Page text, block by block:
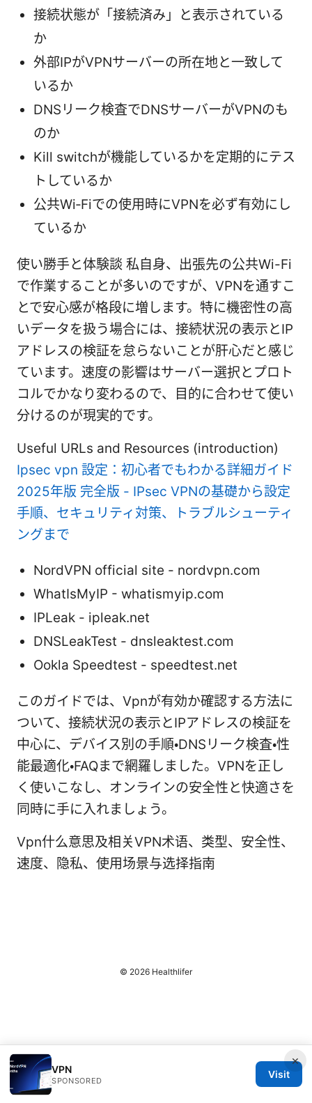
接続状態が「接続済み」と表示されている
か
外部IPがVPNサーバーの所在地と一致して
いるか
DNSリーク検査でDNSサーバーがVPNのも
のか
Kill switchが機能しているかを定期的にテス
トしているか
公共Wi‑Fiでの使用時にVPNを必ず有効にし
ているか
使い勝手と体験談 私自身、出張先の公共Wi-Fi
で作業することが多いのですが、VPNを通すこ
とで安心感が格段に増します。特に機密性の高
いデータを扱う場合には、接続状況の表示とIP
アドレスの検証を怠らないことが肝心だと感じ
ています。速度の影響はサーバー選択とプロト
コルでかなり変わるので、目的に合わせて使い
分けるのが現実的です。
Useful URLs and Resources (introduction)
Ipsec vpn 設定：初心者でもわかる詳細ガイド
2025年版 完全版 - IPsec VPNの基礎から設定
手順、セキュリティ対策、トラブルシューティ
ングまで
NordVPN official site - nordvpn.com
WhatIsMyIP - whatismyip.com
IPLeak - ipleak.net
DNSLeakTest - dnsleaktest.com
Ookla Speedtest - speedtest.net
このガイドでは、Vpnが有効か確認する方法に
ついて、接続状況の表示とIPアドレスの検証を
中心に、デバイス別の手順・DNSリーク検査・性
能最適化・FAQまで網羅しました。VPNを正し
く使いこなし、オンラインの安全性と快適さを
同時に手に入れましょう。
Vpn什么意思及相关VPN术语、类型、安全性、
速度、隐私、使用场景与选择指南
×
VPN
SPONSORED
Visit
© 2026 Healthlifer